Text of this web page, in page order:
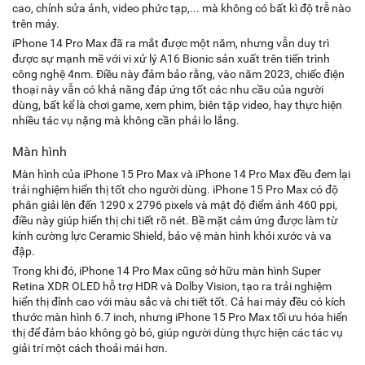
cao, chỉnh sửa ảnh, video phức tạp,... mà không có bất kì độ trễ nào
trên máy.
iPhone 14 Pro Max đã ra mắt được một năm, nhưng vẫn duy trì
được sự mạnh mẽ với vi xử lý A16 Bionic sản xuất trên tiến trình
công nghệ 4nm. Điều này đảm bảo rằng, vào năm 2023, chiếc điện
thoại này vẫn có khả năng đáp ứng tốt các nhu cầu của người
dùng, bất kể là chơi game, xem phim, biên tập video, hay thực hiện
nhiều tác vụ nặng mà không cần phải lo lắng.
Màn hình
Màn hình của iPhone 15 Pro Max và iPhone 14 Pro Max đều đem lại
trải nghiệm hiển thị tốt cho người dùng. iPhone 15 Pro Max có độ
phân giải lên đến 1290 x 2796 pixels và mật độ điểm ảnh 460 ppi,
điều này giúp hiển thị chi tiết rõ nét. Bề mặt cảm ứng được làm từ
kính cường lực Ceramic Shield, bảo vệ màn hình khỏi xước và va
đập.
Trong khi đó, iPhone 14 Pro Max cũng sở hữu màn hình Super
Retina XDR OLED hỗ trợ HDR và Dolby Vision, tạo ra trải nghiệm
hiển thị đỉnh cao với màu sắc và chi tiết tốt. Cả hai máy đều có kích
thước màn hình 6.7 inch, nhưng iPhone 15 Pro Max tối ưu hóa hiển
thị để đảm bảo không gò bó, giúp người dùng thực hiện các tác vụ
giải trí một cách thoải mái hơn.